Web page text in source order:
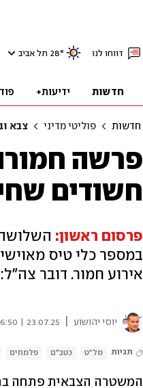
דווחו לנו 28° תל אביב
חדשות ידיעות+
חדשות פוליטי מדיני צבא
פרשה
חשודים
פרסום ראשון:
במספר כלי טיס
אירוע חמור. דובר
יוסי יהושוע 23.07.25 | 16:50
תגיות מל"ט כטב"ם פלמחים